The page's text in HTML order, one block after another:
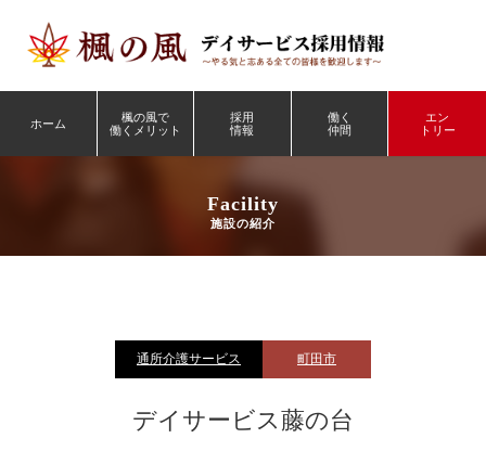
ホーム
楓の風で
働くメリット
採用
情報
働く
仲間
エン
トリー
Facility
施設の紹介
通所介護サービス 町田市
デイサービス藤の台